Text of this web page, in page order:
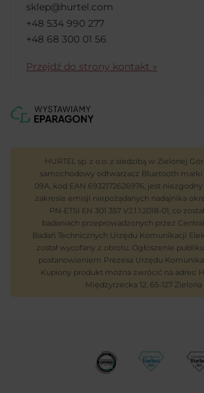
sklep@hurtel.com
+48 534 990 277
+48 68 300 01 56
Przejdź do strony kontakt »
HURTEL sp. z o.o. z siedzibą w Zielonej
samochodowy odtwarzacz Bluetooth marki
09A, kod EAN 6932172626976, jest
zakresie emisji niepożądanych nadajnika
PN-ETSI EN 301 357 V2.1.1:2018-01, co
badaniach przeprowadzonych przez
Badań Technicznych Urzędu Komunikacji
został wycofany z obrotu. Ogłoszenie
postanowieniem Prezesa Urzędu
Kupiony produkt można zwrócić na adres:
Międzyrzecka 12, 65-127 Zielona